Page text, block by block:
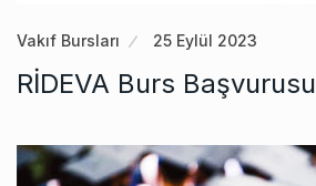
Vakıf Bursları 25 Eylül 2023
RİDEVA Burs Başvurusu